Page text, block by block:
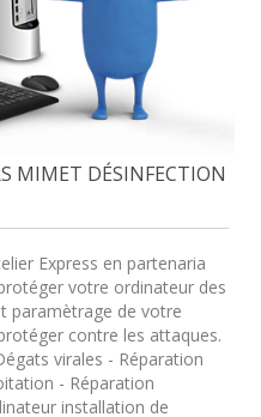
MIMET DÉSINFECTION
Express en partenaria
votre ordinateur des
paramètrage de votre
contre les attaques.
virales - Réparation
- Réparation
installation de